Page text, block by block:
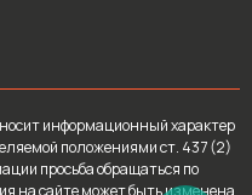
информационный характер
положениями ст. 437 (2)
просьба обращаться по
на сайте может быть изменена